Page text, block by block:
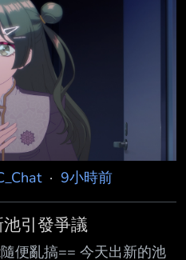
姆特動畫瘋
animeVideo.php?
23:00】 TOKYO MX
kXk26 ニコニコ
watch/lv350
· 9小時前
引發爭議
便亂搞== 今天出新的池